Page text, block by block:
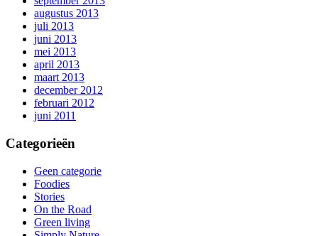
augustus 2013
juli 2013
juni 2013
mei 2013
april 2013
maart 2013
december 2012
februari 2012
juni 2011
Categorieën
Geen categorie
Foodies
Stories
On the Road
Green living